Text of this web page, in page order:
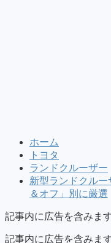
ホーム
トヨタ
ランドクルーザー
新型ランドクル
＆オフ」別に厳選
記事内に広告を含みま
記事内に広告を含みま